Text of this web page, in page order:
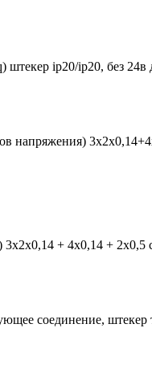
ip20/ip20, без 24в
напряжения)
3x2x0,14 + 4x0,14 +
соединение, штекер